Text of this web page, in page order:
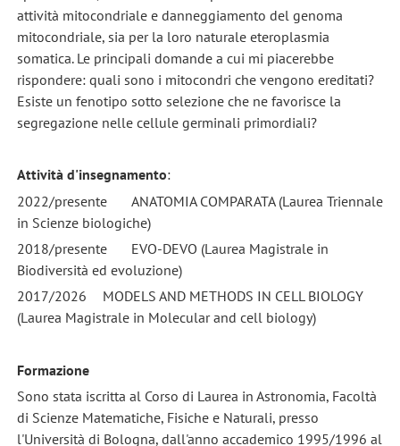
attività mitocondriale e danneggiamento del genoma
mitocondriale, sia per la loro naturale eteroplasmia
somatica. Le principali domande a cui mi piacerebbe
rispondere: quali sono i mitocondri che vengono ereditati?
Esiste un fenotipo sotto selezione che ne favorisce la
segregazione nelle cellule germinali primordiali?
Attività d'insegnamento:
2022/presente
ANATOMIA COMPARATA (Laurea Triennale
in Scienze biologiche)
2018/presente
EVO-DEVO (Laurea Magistrale in
Biodiversità ed evoluzione)
2017/2026
MODELS AND METHODS IN CELL BIOLOGY
(Laurea Magistrale in Molecular and cell biology)
Formazione
Sono stata iscritta al Corso di Laurea in Astronomia, Facoltà
di Scienze Matematiche, Fisiche e Naturali, presso
l'Università di Bologna, dall'anno accademico 1995/1996 al